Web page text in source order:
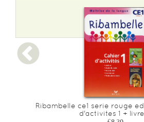
Ribambelle ce1 serie rouge
d'activites 1 +